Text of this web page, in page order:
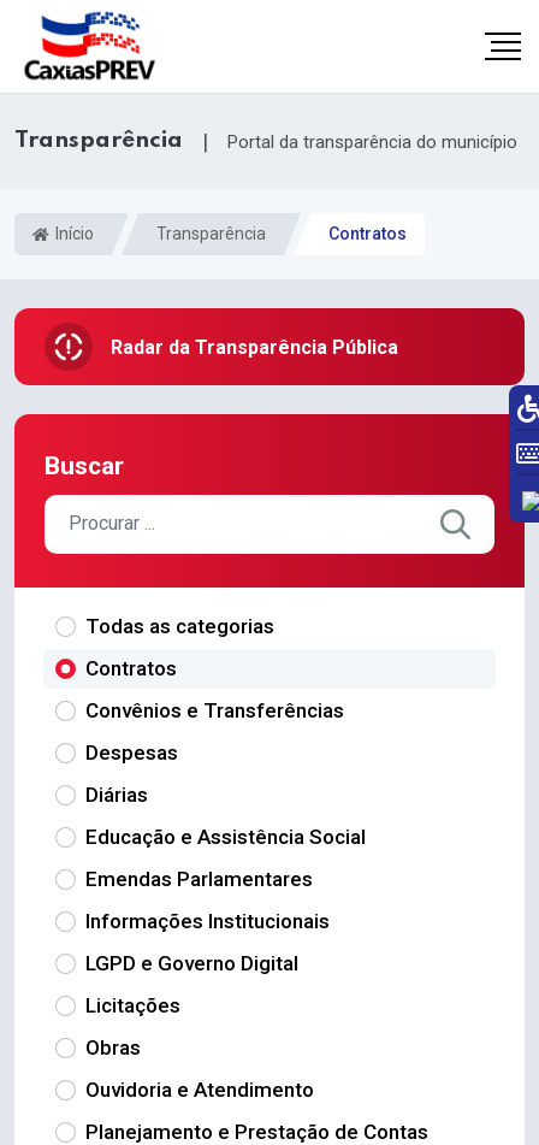
Transparência | Portal da transparência do município
Início Transparência Contratos
Radar da Transparência Pública
Buscar
Todas as categorias
Contratos
Convênios e Transferências
Despesas
Diárias
Educação e Assistência Social
Emendas Parlamentares
Informações Institucionais
LGPD e Governo Digital
Licitações
Obras
Ouvidoria e Atendimento
Planejamento e Prestação de Contas